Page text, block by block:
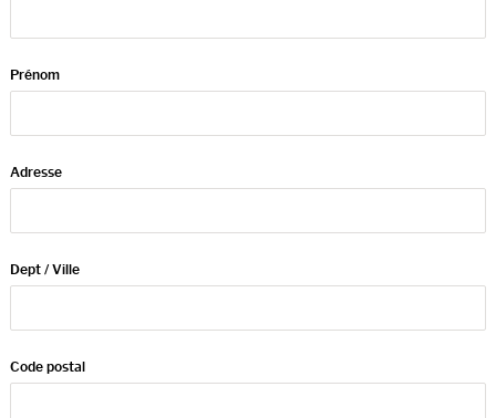
Prénom
Adresse
Dept / Ville
Code postal